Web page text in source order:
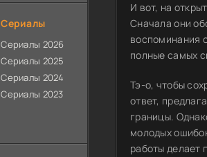
И вот, на
Сначала они
воспоминания
полные самых
Тэ-о, чтобы
ответ,
границы.
молодых
работы делает
Сериалы
Сериалы 2026
Сериалы 2025
Сериалы 2024
Сериалы 2023